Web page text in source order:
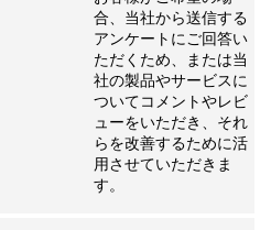
合、当社から送信する
アンケートにご回答い
ただくため、または当
社の製品やサービスに
ついてコメントやレビ
ューをいただき、それ
らを改善するために活
用させていただきま
す。